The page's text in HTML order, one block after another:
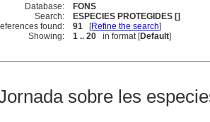
Database:
FONS
Search:
ESPECIES PROTEGIDES []
found:
91 [Refine the search]
Showing:
1 .. 20 in format [Default]
sobre les